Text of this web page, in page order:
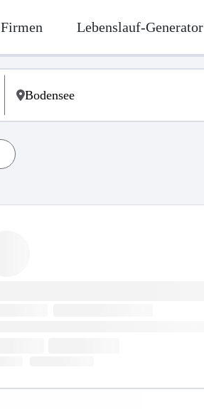
Firmen Lebenslauf-Generator